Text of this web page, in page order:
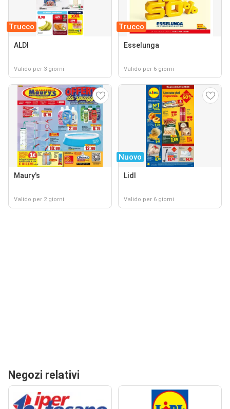
Trucco
ALDI
Valido per 3 giorni
Trucco
Esselunga
Valido per 6 giorni
Maury's
Valido per 2 giorni
Nuovo
Lidl
Valido per 6 giorni
Negozi relativi